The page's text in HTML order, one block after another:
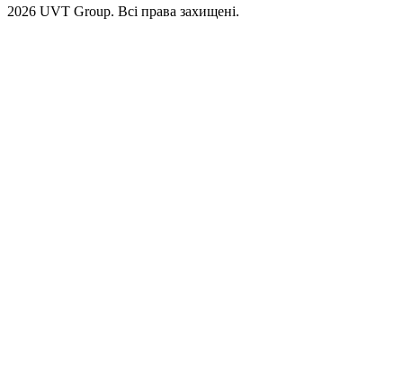
2026 UVT Group. Всі права захищені.